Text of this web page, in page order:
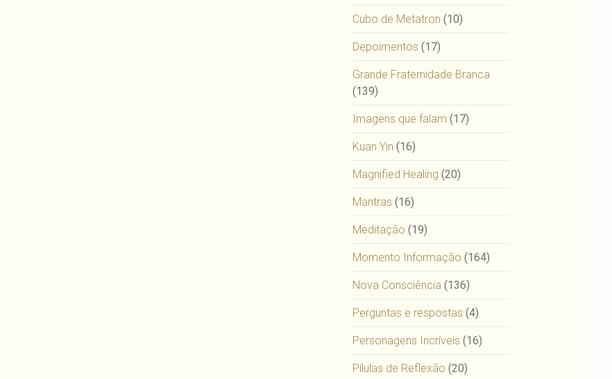
Cubo de Metatron (10)
Depoimentos (17)
Grande Fraternidade Branca
(139)
Imagens que falam (17)
Kuan Yin (16)
Magnified Healing (20)
Mantras (16)
Meditação (19)
Momento Informação (164)
Nova Consciência (136)
Perguntas e respostas (4)
Personagens Incríveis (16)
Pílulas de Reflexão (20)